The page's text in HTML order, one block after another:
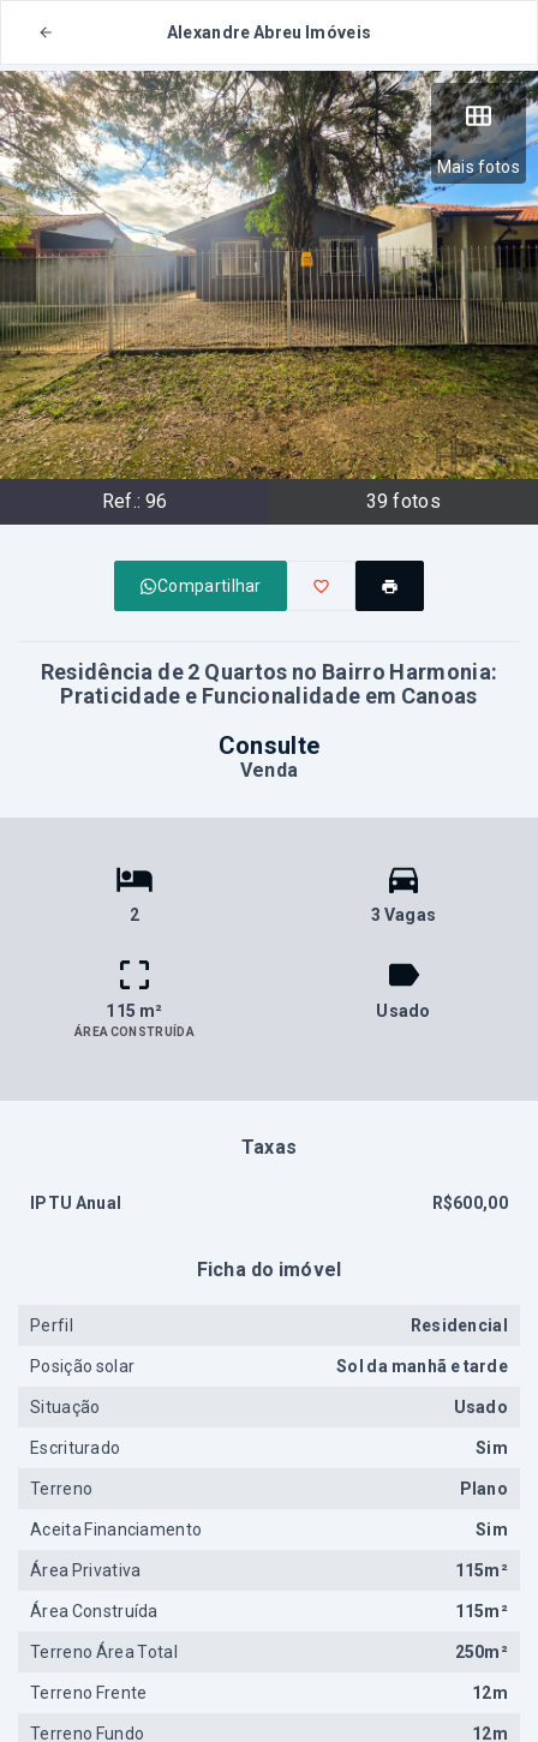
Alexandre Abreu Imóveis
Mais fotos
Ref.: 96 39 fotos
Compartilhar
Residência de 2 Quartos no Bairro Harmonia:
Praticidade e Funcionalidade em Canoas
Consulte
Venda
2 3 Vagas
115 m²
ÁREA CONSTRUÍDA
Usado
Taxas
IPTU Anual R$600,00
Ficha do imóvel
Perfil Residencial
Posição solar Sol da manhã e tarde
Situação Usado
Escriturado Sim
Terreno Plano
Aceita Financiamento Sim
Área Privativa 115m²
Área Construída 115m²
Terreno Área Total 250m²
Terreno Frente 12m
Terreno Fundo 12m